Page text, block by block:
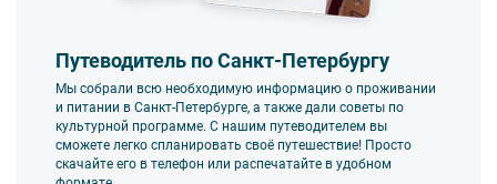
Путеводитель по Санкт-Петербургу
Мы собрали всю необходимую информацию о проживании
и питании в Санкт-Петербурге, а также дали советы по
культурной программе. С нашим путеводителем вы
сможете легко спланировать своё путешествие! Просто
скачайте его в телефон или распечатайте в удобном